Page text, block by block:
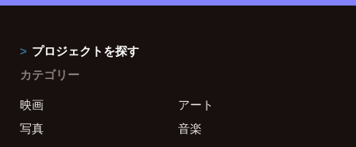
プロジェクトを探す
カテゴリー
映画
アート
写真
音楽